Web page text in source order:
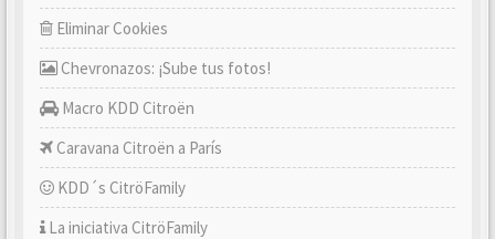
Eliminar Cookies
Chevronazos: ¡Sube tus fotos!
Macro KDD Citroën
Caravana Citroën a París
KDD´s CitröFamily
La iniciativa CitröFamily